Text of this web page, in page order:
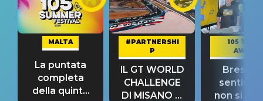
MALTA
La puntata
completa
della quinta
#PARTNERSHI
P
IL GT WORLD
CHALLENGE
DI MISANO si
105 TAKE
AWAY
Bresh:
non si